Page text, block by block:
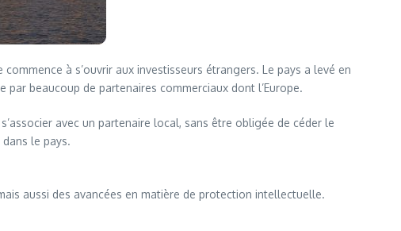
à s’ouvrir aux investisseurs étrangers. Le pays a levé en
beaucoup de partenaires commerciaux dont l’Europe.
avec un partenaire local, sans être obligée de céder le
le pays.
aussi des avancées en matière de protection intellectuelle.